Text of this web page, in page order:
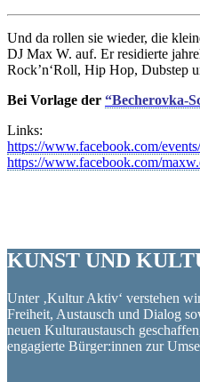
Und da rollen sie wieder, die
DJ Max W. auf. Er residierte
Rock’n‘Roll, Hip Hop, Dubstep
Bei Vorlage der “Becherovka-
Links:
https://www.facebook.com/
https://www.facebook.com/
KUNST UND
Unter ‚Kultur Aktiv‘ verstehen
Freiheit, Austausch und Dialog
neuen Kulturaustausch
engagierte Bürger:innen zur